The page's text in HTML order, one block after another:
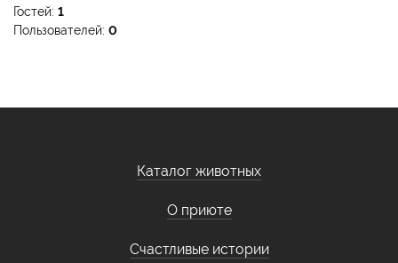
Гостей: 1
Пользователей: 0
Каталог животных
О приюте
Счастливые истории